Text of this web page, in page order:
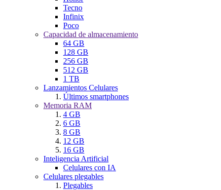
Tecno
Infinix
Poco
Capacidad de almacenamiento
64 GB
128 GB
256 GB
512 GB
1 TB
Lanzamientos Celulares
Últimos smartphones
Memoria RAM
4 GB
6 GB
8 GB
12 GB
16 GB
Inteligencia Artificial
Celulares con IA
Celulares plegables
Plegables